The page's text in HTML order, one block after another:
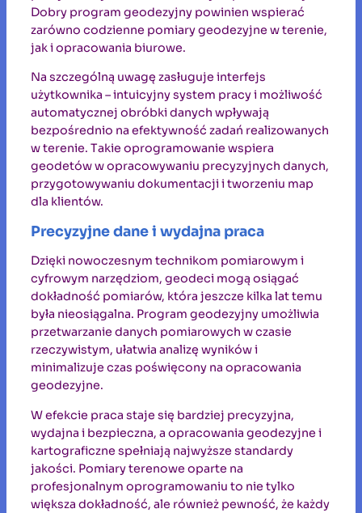
Dobry program geodezyjny powinien wspierać
zarówno codzienne pomiary geodezyjne w terenie,
jak i opracowania biurowe.
Na szczególną uwagę zasługuje interfejs
użytkownika – intuicyjny system pracy i możliwość
automatycznej obróbki danych wpływają
bezpośrednio na efektywność zadań realizowanych
w terenie. Takie oprogramowanie wspiera
geodetów w opracowywaniu precyzyjnych danych,
przygotowywaniu dokumentacji i tworzeniu map
dla klientów.
Precyzyjne dane i wydajna praca
Dzięki nowoczesnym technikom pomiarowym i
cyfrowym narzędziom, geodeci mogą osiągać
dokładność pomiarów, która jeszcze kilka lat temu
była nieosiągalna. Program geodezyjny umożliwia
przetwarzanie danych pomiarowych w czasie
rzeczywistym, ułatwia analizę wyników i
minimalizuje czas poświęcony na opracowania
geodezyjne.
W efekcie praca staje się bardziej precyzyjna,
wydajna i bezpieczna, a opracowania geodezyjne i
kartograficzne spełniają najwyższe standardy
jakości. Pomiary terenowe oparte na
profesjonalnym oprogramowaniu to nie tylko
większa dokładność, ale również pewność, że każdy